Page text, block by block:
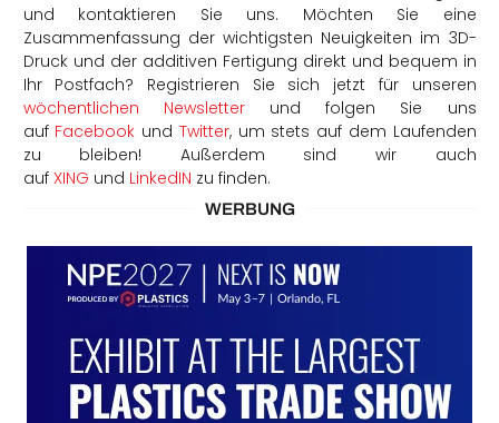
und kontaktieren Sie uns. Möchten Sie eine
Zusammenfassung der wichtigsten Neuigkeiten im 3D-
Druck und der additiven Fertigung direkt und bequem in
Ihr Postfach? Registrieren Sie sich jetzt für unseren
wöchentlichen Newsletterund folgen Sie uns
auf Facebook und Twitter, um stets auf dem Laufenden
zu bleiben! Außerdem sind wir auch
auf XING und LinkedIN zu finden.
WERBUNG